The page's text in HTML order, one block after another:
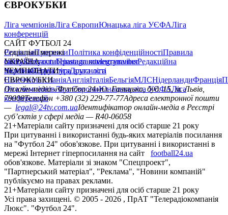
ЄВРОКУБКИ
Ліга чемпіонівЛіга ЄвропиЮнацька ліга УЄФАЛіга
конференцій
САЙТ ФУТБОЛ 24
РедакціяПрогнозиПолітика конфіденційностіПравила
сайтуКонтактиПравила коментуванняРедакційна
політикаСтруктура власності
Соціальні мережі
facebookxyoutubeinstagramtelegramviber
УКРАЇНА
УкраїнаПерша лігаДруга ліга
ЧЕМПІОНАТИ
НімеччинаІспаніяАнгліяІталіяБельгіяМЛСНідерландиФранція
ЄВРОКУБКИ
Ліга чемпіонівЛіга ЄвропиЮнацька ліга УЄФАЛіга
конференцій
Онлайн-медіа «Футбол 24»пл. Галицька, буд. 15, м. Львів,
79008Телефон +380 (32) 229-77-77Адреса електронної пошти
— legal@24tv.com.uaІдентифікатор онлайн-медіа в Реєстрі
суб’єктів у сфері медіа — R40-06058
21+Матеріали сайту призначені для осіб старше 21 року
При цитуванні і використанні будь-яких матеріалів посилання
на "Футбол 24" обов'язкове. При цитуванні і використанні в
мережі Інтернет гіперпосилання на сайт
football24.ua
обов'язкове. Матеріали зі знаком "Спецпроект",
"Партнерський матеріал", "Реклама", "Новини компаній"
публікуємо на правах реклами.
21+Матеріали сайту призначені для осіб старше 21 року
Усi права захищенi. © 2005 - 2026 , ПрАТ "Телерадіокомпанія
Люкс". "Футбол 24".